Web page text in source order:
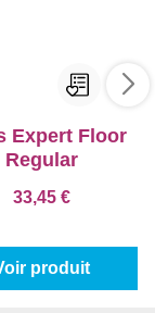
Expert Floor
Regular
33,45 €
produit